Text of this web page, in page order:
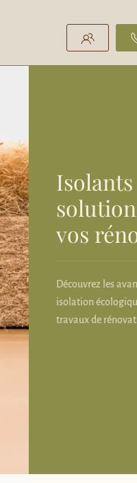
vos
Découvrez les
isolation
travaux de